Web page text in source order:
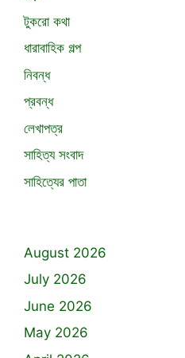
টুকরো কথা
ধারাবাহিক গল্প
নিবন্ধ
প্রবন্ধ
লেখাপত্র
সাহিত্য সংবাদ
সাহিত্যের পাতা
August 2026
July 2026
June 2026
May 2026